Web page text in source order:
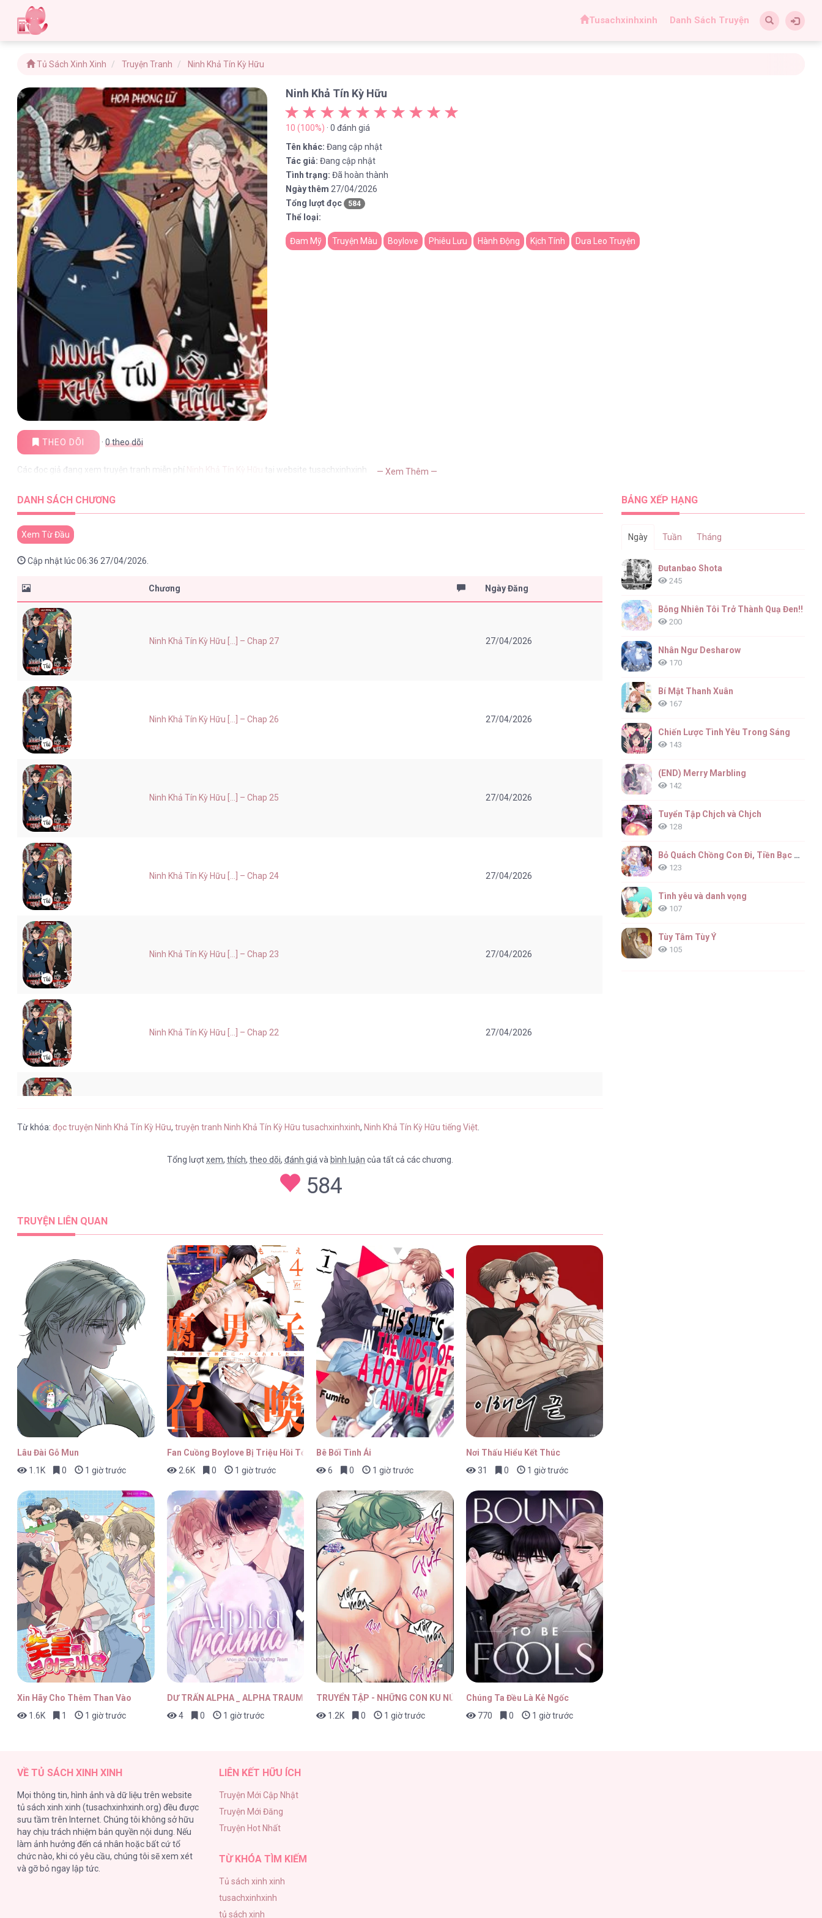
Tusachxinhxinh Danh Sách Truyện
Tủ Sách Xinh Xinh Truyện Tranh Ninh Khả Tín Kỳ Hữu
Ninh Khả Tín Kỳ Hữu
10 (100%) · 0 đánh giá
Tên khác: Đang cập nhật
Tác giả: Đang cập nhật
Tình trạng: Đã hoàn thành
Ngày thêm 27/04/2026
Tổng lượt đọc
584
Thể loại:
Đam Mỹ Truyện Màu Boylove Phiêu Lưu Hành Động Kịch Tính Dưa Leo Truyện
THEO DÕI ·0theo dõi
Các đọc giả đang xem truyện tranh miễn phí Ninh Khả Tín Kỳ Hữu tại website tusachxinhxinh — Xem Thêm —
DANH SÁCH CHƯƠNG
Xem Từ Đầu
Cập nhật lúc 06:36 27/04/2026.
Chương Ngày Đăng
Ninh Khả Tín Kỳ Hữu [...] – Chap 27 27/04/2026
Ninh Khả Tín Kỳ Hữu [...] – Chap 26 27/04/2026
Ninh Khả Tín Kỳ Hữu [...] – Chap 25 27/04/2026
Ninh Khả Tín Kỳ Hữu [...] – Chap 24 27/04/2026
Ninh Khả Tín Kỳ Hữu [...] – Chap 23 27/04/2026
Ninh Khả Tín Kỳ Hữu [...] – Chap 22 27/04/2026
Ninh Khả Tín Kỳ Hữu [...] – Chap 17 27/04/2026
Ninh Khả Tín Kỳ Hữu [...] – Chap 16 27/04/2026
Ninh Khả Tín Kỳ Hữu [...] – Chap 15 27/04/2026
Ninh Khả Tín Kỳ Hữu [...] – Chap 14 27/04/2026
Ninh Khả Tín Kỳ Hữu [...] – Chap 13 27/04/2026
Ninh Khả Tín Kỳ Hữu [...] – Chap 12 27/04/2026
Ninh Khả Tín Kỳ Hữu [...] – Chap 8
Ninh Khả Tín Kỳ Hữu [...] – Chap 7
Từ khóa:đọc truyện Ninh Khả Tín Kỳ Hữu,truyện tranh Ninh Khả Tín Kỳ Hữu tusachxinhxinh, Ninh Khả Tín Kỳ Hữu tiếng Việt
Tổng lượtxem,thích,theo dõi,đánh giá và bình luận của tất cả các chương.
584
TRUYỆN LIÊN QUAN
Lâu Đài Gỗ Mun
1.1K
0 1 giờ trước
Fan Cuồng Boylove Bị Triệu Hồi Tới Một Thế Giới Lạ
2.6K
0 1 giờ trước
Bê Bối Tình Ái
6
0 1 giờ trước
Nơi Thấu Hiểu Kết Thúc
31
0 1 giờ trước
Xin Hãy Cho Thêm Than Vào
1.6K
1 1 giờ trước
DƯ TRẤN ALPHA _ ALPHA TRAUMA
4
0 1 giờ trước
TRUYỂN TẬP - NHỮNG CON KU NÚNG NÍNH
1.2K
0 1 giờ trước
Chúng Ta Đều Là Kẻ Ngốc
770
0 1 giờ trước
BẢNG XẾP HẠNG
Ngày Tuần Tháng
Đutanbao Shota
245
Bỗng Nhiên Tôi Trở Thành Quạ Đen!!
200
Nhân Ngư Desharow
170
Bí Mật Thanh Xuân
167
Chiến Lược Tình Yêu Trong Sáng
143
(END) Merry Marbling
142
Tuyển Tập Chjch và Chjch
128
Bỏ Quách Chồng Con Đi, Tiền Bạc Mới Là Tất Cả
123
Tình yêu và danh vọng
107
Tùy Tâm Tùy Ý
105
VỀ TỦ SÁCH XINH XINH
Mọi thông tin, hình ảnh và dữ liệu trên website
tủ sách xinh xinh (tusachxinhxinh.org) đều được
sưu tầm trên Internet. Chúng tôi không sở hữu
hay chịu trách nhiệm bản quyền nội dung. Nếu
làm ảnh hưởng đến cá nhân hoặc bất cứ tổ
chức nào, khi có yêu cầu, chúng tôi sẽ xem xét
và gỡ bỏ ngay lập tức.
LIÊN KẾT HỮU ÍCH
Truyện Mới Cập Nhật
Truyện Mới Đăng
Truyện Hot Nhất
TỪ KHÓA TÌM KIẾM
Tủ sách xinh xinh
tusachxinhxinh
tủ sách xinh